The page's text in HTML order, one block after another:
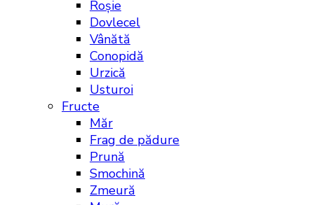
Roșie
Dovlecel
Vânătă
Conopidă
Urzică
Usturoi
Fructe
Măr
Frag de pădure
Prună
Smochină
Zmeură